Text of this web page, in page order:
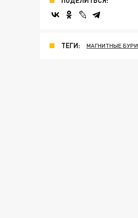
ТЕГИ: МАГНИТНЫЕ БУРИ